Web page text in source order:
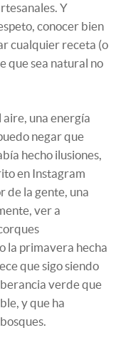
Y
conocer bien
cualquier receta (o
que sea natural no
aire, una energía
negar que
hecho ilusiones,
en Instagram
de la gente, una
ver a
la primavera hecha
que sigo siendo
verde que
y que ha